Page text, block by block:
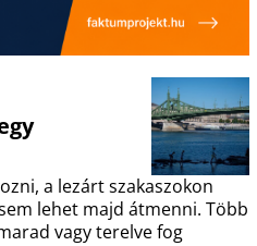
a lezárt szakaszokon
lehet majd átmenni. Több
vagy terelve fog